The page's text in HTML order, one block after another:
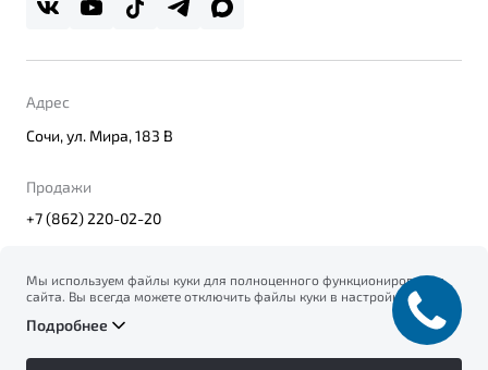
Адрес
Сочи, ул. Мира, 183 В
Продажи
+7 (862) 220-02-20
© 2026
Политика конфиденциальности персональных данных
Мы используем файлы куки для полноценного функционирования
сайта. Вы всегда можете отключить файлы куки в настройках
вашего браузера. Продолжая использовать сайт, вы соглашаетесь
на сбор и использование файлов куки, и подтверждаете
возможной блокировке файлов куки вПолитике
Подробнее